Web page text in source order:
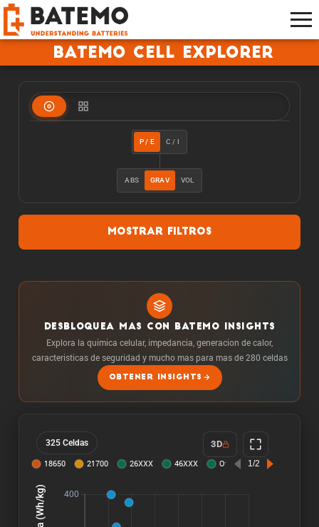
Batemo Cell Explorer
P / E C / I
ABS GRAV VOL
Mostrar filtros
DESBLOQUEA MAS CON BATEMO INSIGHTS
Explora la quimica celular, impedancia, generacion de calor,
caracteristicas de seguridad y mucho mas para mas de 280 celdas
OBTENER INSIGHTS
325 Celdas 3D